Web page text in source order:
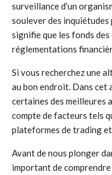
surveillance d’un
soulever des
signifie que les fonds
réglementations
Si vous recherchez une
au bon endroit. Dans cet
certaines des meilleures
compte de facteurs tels
plateformes de trading
Avant de nous plonger
important de